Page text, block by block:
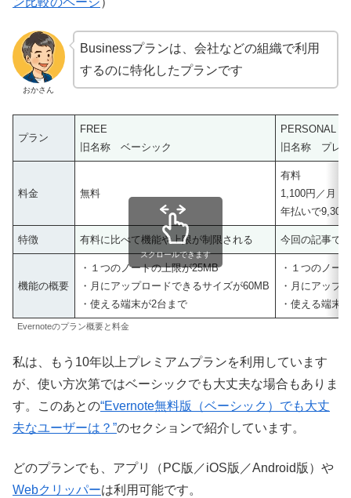
おかさん
Businessプランは、会社などの組織で利用
するのに特化したプランです
プラン
FREE
旧名称 ベーシック
PERSONAL
旧名称 プレ
料金 無料
有料
1,100円／月
年払いで9,300
特徴 有料に比べて機能や上限が制限される 今回の記事で
機能の概要
・１つのノートの上限が25MB
・月にアップロードできるサイズが60MB
・使える端末が2台まで
・１つのノー
・月にアップ
・使える端末
スクロールできます
Evernoteのプラン概要と料金
私は、もう10年以上プレミアムプランを利用しています
が、使い方次第ではベーシックでも大丈夫な場合もありま
す。このあとの“Evernote無料版（ベーシック）でも大丈
夫なユーザーは？”のセクションで紹介しています。
どのプランでも、アプリ（PC版／iOS版／Android版）や
Webクリッパーは利用可能です。